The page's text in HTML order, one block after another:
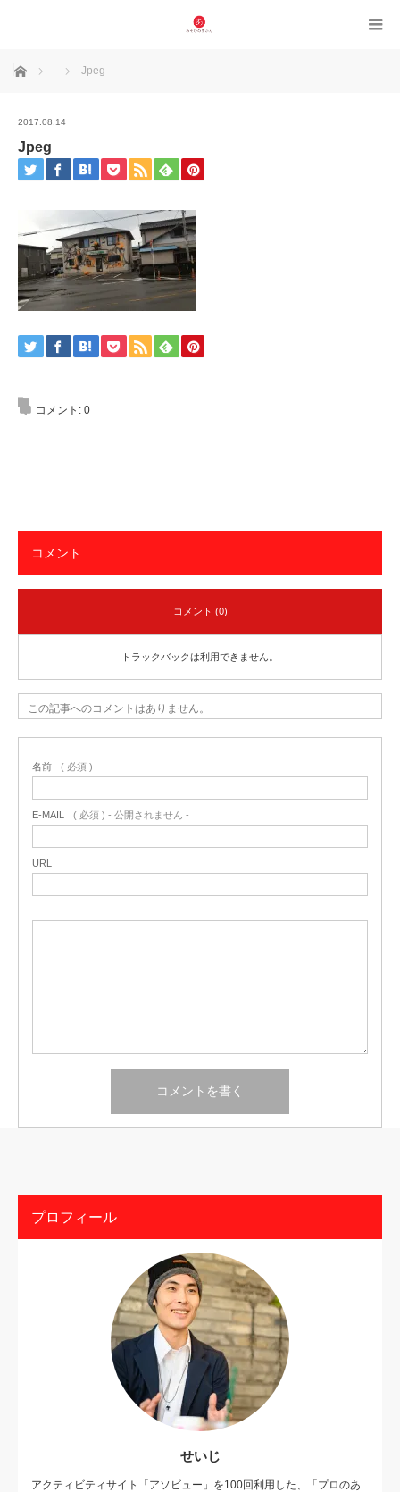
ホーム Jpeg
2017.08.14
Jpeg
コメント: 0
コメント
コメント (0)
トラックバックは利用できません。
この記事へのコメントはありません。
名前 ( 必須 )
E-MAIL ( 必須 ) - 公開されません -
URL
プロフィール
せいじ
アクティビティサイト「アソビュー」を100回利用した、「プロのあ